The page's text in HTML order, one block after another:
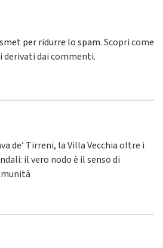
per ridurre lo spam.Scopri come
derivati dai commenti.
de’ Tirreni, la Villa Vecchia oltre i
il vero nodo è il senso di